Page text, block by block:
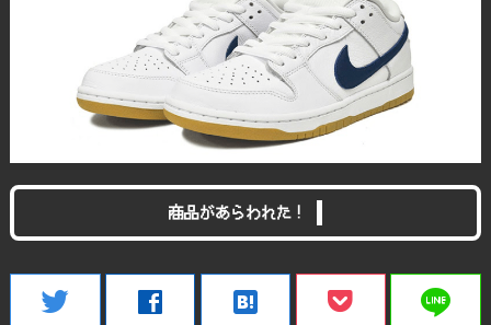
商品があらわれた！
twitter facebook hatenabookmark line